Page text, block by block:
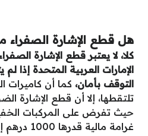
هل قطع الإشارة الصفراء
كلا، لا يعتبر قطع الإشارة
الإمارات العربية المتحدة إذا
التوقف بأمان، كما أن كاميرات
تلتقطها، إلا أن قطع الإشارة
حيث تفرض على المركبات
غرامة